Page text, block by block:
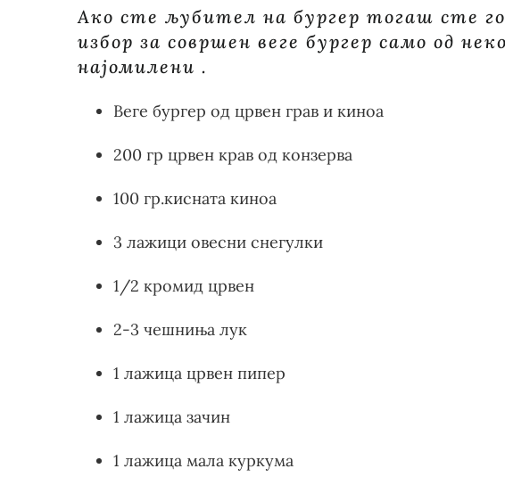
Ако сте љубител на бургер тогаш сте
избор за совршен веге бургер само од
најомилени .
Веге бургер од црвен грав и киноа
200 гр црвен крав од конзерва
100 гр.кисната киноа
3 лажици овесни снегулки
1/2 кромид црвен
2-3 чешниња лук
1 лажица црвен пипер
1 лажица зачин
1 лажица мала куркума